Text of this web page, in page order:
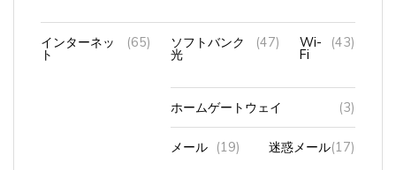
インターネッ
ト
(65) ソフトバンク (47) Wi-
Fi
(43)
ホームゲートウェイ (3)
メール (19) 迷惑メール(17)